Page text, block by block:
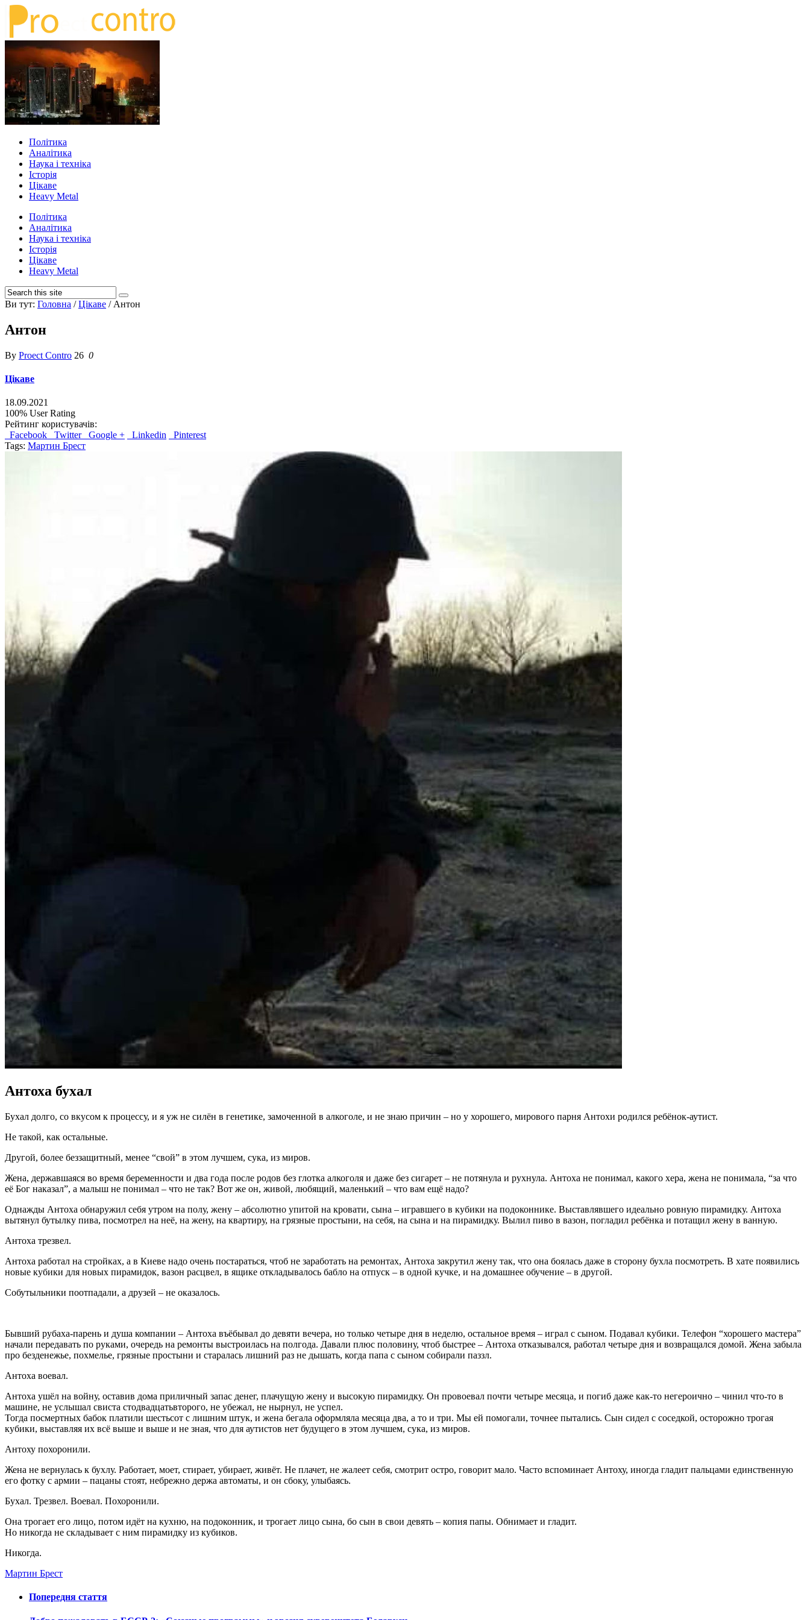
Політика
Аналітика
Наука і техніка
Історія
Цікаве
Heavy Metal
Політика
Аналітика
Наука і техніка
Історія
Цікаве
Heavy Metal
Ви тут: Головна /Цікаве / Антон
Антон
By Proect Contro 26 0
Цікаве
18.09.2021
100% User Rating
Рейтинг користувачів:
Facebook
Twitter Google + Linkedin
Pinterest
Tags: Мартин Брест
Антоха бухал
Бухал долго, со вкусом к процессу, и я уж не силён в генетике, замоченной в алкоголе, и не знаю причин – но у хорошего, мирового парня Антохи родился ребёнок-аутист.
Не такой, как остальные.
Другой, более беззащитный, менее “свой” в этом лучшем, сука, из миров.
Жена, державшаяся во время беременности и два года после родов без глотка алкоголя и даже без сигарет – не потянула и рухнула. Антоха не понимал, какого хера, жена не понимала, “за что
её Бог наказал”, а малыш не понимал – что не так? Вот же он, живой, любящий, маленький – что вам ещё надо?
Однажды Антоха обнаружил себя утром на полу, жену – абсолютно упитой на кровати, сына – игравшего в кубики на подоконнике. Выставлявшего идеально ровную пирамидку. Антоха
вытянул бутылку пива, посмотрел на неё, на жену, на квартиру, на грязные простыни, на себя, на сына и на пирамидку. Вылил пиво в вазон, погладил ребёнка и потащил жену в ванную.
Антоха трезвел.
Антоха работал на стройках, а в Киеве надо очень постараться, чтоб не заработать на ремонтах, Антоха закрутил жену так, что она боялась даже в сторону бухла посмотреть. В хате появились
новые кубики для новых пирамидок, вазон расцвел, в ящике откладывалось бабло на отпуск – в одной кучке, и на домашнее обучение – в другой.
Собутыльники поотпадали, а друзей – не оказалось.
Бывший рубаха-парень и душа компании – Антоха въёбывал до девяти вечера, но только четыре дня в неделю, остальное время – играл с сыном. Подавал кубики. Телефон “хорошего мастера”
начали передавать по руками, очередь на ремонты выстроилась на полгода. Давали плюс половину, чтоб быстрее – Антоха отказывался, работал четыре дня и возвращался домой. Жена забыла
про безденежье, похмелье, грязные простыни и старалась лишний раз не дышать, когда папа с сыном собирали паззл.
Антоха воевал.
Антоха ушёл на войну, оставив дома приличный запас денег, плачущую жену и высокую пирамидку. Он провоевал почти четыре месяца, и погиб даже как-то негероично – чинил что-то в
машине, не услышал свиста стодвадцатьвторого, не убежал, не нырнул, не успел.
Тогда посмертных бабок платили шестьсот с лишним штук, и жена бегала оформляла месяца два, а то и три. Мы ей помогали, точнее пытались. Сын сидел с соседкой, осторожно трогая
кубики, выставляя их всё выше и выше и не зная, что для аутистов нет будущего в этом лучшем, сука, из миров.
Антоху похоронили.
Жена не вернулась к бухлу. Работает, моет, стирает, убирает, живёт. Не плачет, не жалеет себя, смотрит остро, говорит мало. Часто вспоминает Антоху, иногда гладит пальцами единственную
его фотку с армии – пацаны стоят, небрежно держа автоматы, и он сбоку, улыбаясь.
Бухал. Трезвел. Воевал. Похоронили.
Она трогает его лицо, потом идёт на кухню, на подоконник, и трогает лицо сына, бо сын в свои девять – копия папы. Обнимает и гладит.
Но никогда не складывает с ним пирамидку из кубиков.
Никогда.
Мартин Брест
Попередня стаття